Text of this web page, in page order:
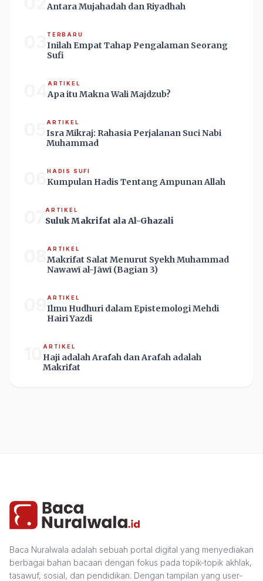
Antara Mujahadah dan Riyadhah
TERBARU
Inilah Empat Tahap Pengalaman Seorang
Sufi
ARTIKEL
Apa itu Makna Wali Majdzub?
ARTIKEL
Isra Mikraj: Rahasia Perjalanan Suci Nabi
Muhammad
HADIS SUFI
Kumpulan Hadis Tentang Ampunan Allah
ARTIKEL
Suluk Makrifat ala Al-Ghazali
ARTIKEL
Makrifat Salat Menurut Syekh Muhammad
Nawawī al-Jāwī (Bagian 3)
ARTIKEL
Ilmu Hudhuri dalam Epistemologi Mehdi
Hairi Yazdi
ARTIKEL
Haji adalah Arafah dan Arafah adalah
Makrifat
Baca Nuralwala adalah sebuah portal digital yang menyediakan
berbagai bahan bacaan dengan fokus pada topik-topik akhlak,
tasawuf, sosial, dan pendidikan. Dengan tampilan yang user-